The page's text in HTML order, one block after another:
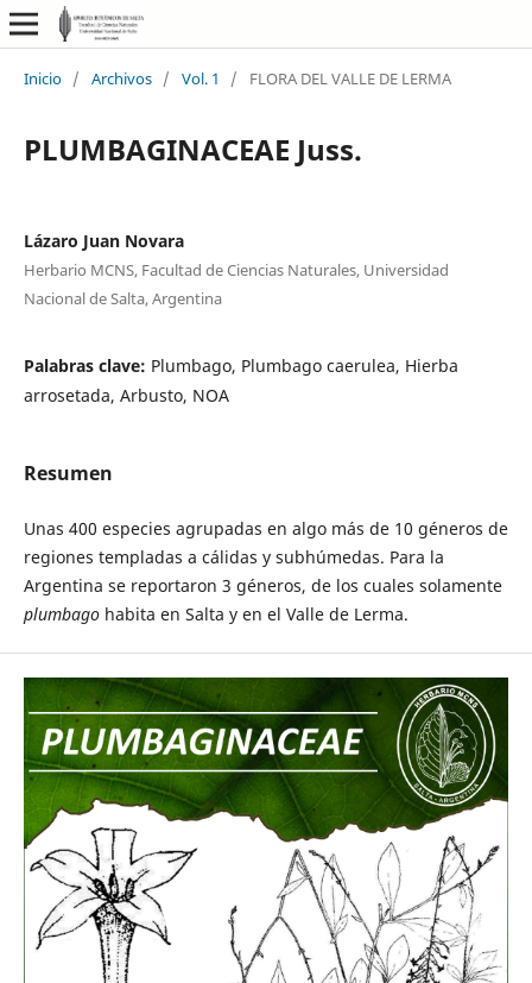
Inicio / Archivos / Vol. 1 / FLORA DEL VALLE DE LERMA
PLUMBAGINACEAE Juss.
Lázaro Juan Novara
Herbario MCNS, Facultad de Ciencias Naturales, Universidad
Nacional de Salta, Argentina
Palabras clave: Plumbago, Plumbago caerulea, Hierba
arrosetada, Arbusto, NOA
Resumen
Unas 400 especies agrupadas en algo más de 10 géneros de
regiones templadas a cálidas y subhúmedas. Para la
Argentina se reportaron 3 géneros, de los cuales solamente
plumbagohabita en Salta y en el Valle de Lerma.